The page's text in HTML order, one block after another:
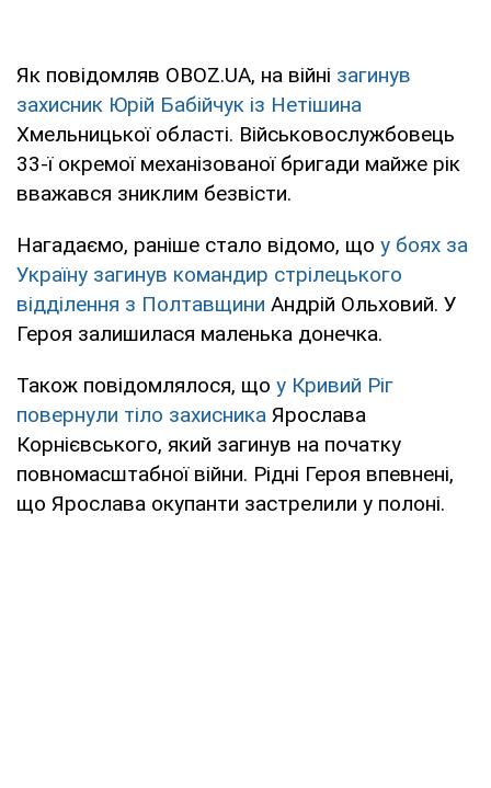
Як повідомляв OBOZ.UA, на війні загинув
захисник Юрій Бабійчук із Нетішина
Хмельницької області. Військовослужбовець
33-ї окремої механізованої бригади майже рік
вважався зниклим безвісти.
Нагадаємо, раніше стало відомо, що у боях за
Україну загинув командир стрілецького
відділення з Полтавщини Андрій Ольховий. У
Героя залишилася маленька донечка.
Також повідомлялося, що у Кривий Ріг
повернули тіло захисника Ярослава
Корнієвського, який загинув на початку
повномасштабної війни. Рідні Героя впевнені,
що Ярослава окупанти застрелили у полоні.